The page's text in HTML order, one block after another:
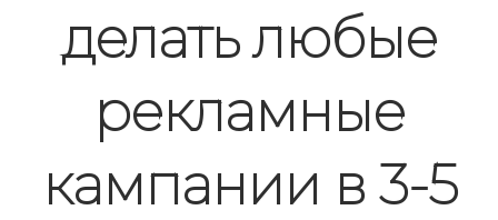
делать любые
рекламные
кампании в 3-5